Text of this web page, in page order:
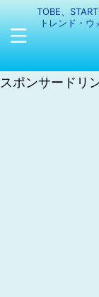
TOBE、
トレンド・
スポンサードリ